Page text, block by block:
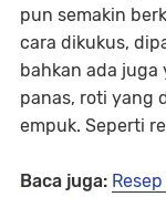
pun semakin
cara dikukus,
bahkan ada juga
panas, roti yang
empuk. Seperti
Baca juga: